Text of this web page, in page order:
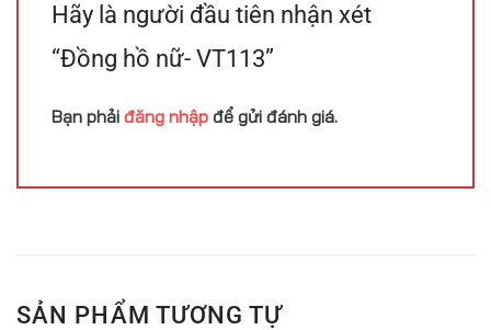
Hãy là người đầu tiên nhận xét
“Đồng hồ nữ- VT113”
Bạn phải đăng nhập để gửi đánh giá.
SẢN PHẨM TƯƠNG TỰ